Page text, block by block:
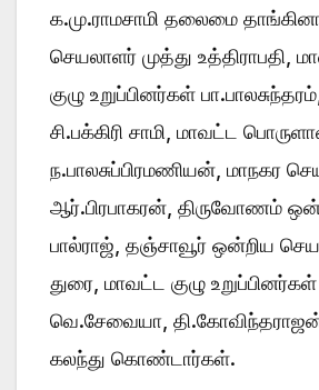
க.மு.ராமசாமி தலைமை
செயலாளர் முத்து உத்திராபதி,
குழு உறுப்பினர்கள்
சி.பக்கிரி சாமி, மாவட்ட
ந.பாலசுப்பிரமணியன், மாநகர
ஆர்.பிரபாகரன், திருவோணம்
பால்ராஜ், தஞ்சாவூர் ஒன்றிய
துரை, மாவட்ட குழு
வெ.சேவையா,
கலந்து கொண்டார்கள்.